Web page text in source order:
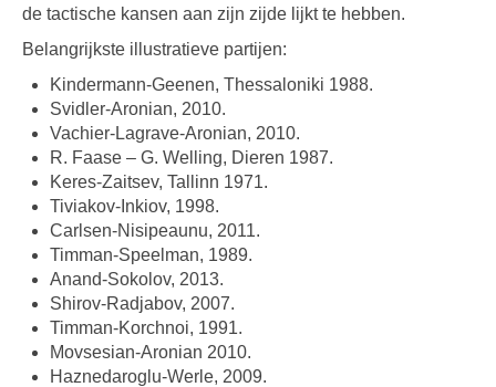
de tactische kansen aan zijn zijde lijkt te hebben.
Belangrijkste illustratieve partijen:
Kindermann-Geenen, Thessaloniki 1988.
Svidler-Aronian, 2010.
Vachier-Lagrave-Aronian, 2010.
R. Faase – G. Welling, Dieren 1987.
Keres-Zaitsev, Tallinn 1971.
Tiviakov-Inkiov, 1998.
Carlsen-Nisipeaunu, 2011.
Timman-Speelman, 1989.
Anand-Sokolov, 2013.
Shirov-Radjabov, 2007.
Timman-Korchnoi, 1991.
Movsesian-Aronian 2010.
Haznedaroglu-Werle, 2009.